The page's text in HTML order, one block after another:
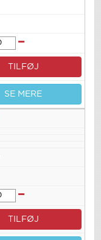
TILFØJ
SE MERE
TILFØJ